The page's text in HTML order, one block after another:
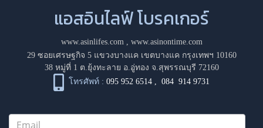
แอสอินไลฟ์ โบรคเกอร์
www.asinlifes.com, www.asinontime.com
29 ซอยเศรษฐกิจ 5 แขวงบางแค เขตบางแค กรุงเทพฯ 10160
38 หมู่ที่ 1 ต.ยุ้งทะลาย อ.อู่ทอง จ.สุพรรณบุรี 72160
โทรศัพท์ : 095 952 6514 ,084 914 9731